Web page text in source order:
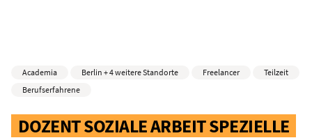
DOZENT SOZIALE ARBEIT SPEZIELLE
Academia Berlin + 4 weitere Standorte Freelancer
Teilzeit
Berufserfahrene